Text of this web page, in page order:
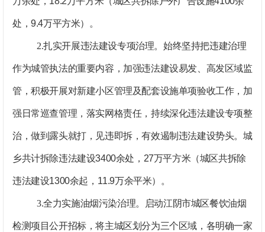
处，9.4万平方米）。
2.扎实开展违法建设专项治理。始终坚持把违建治理
作为城管执法的重要内容，加强违法建设易发、高发区域监
管，积极开展对新建小区管理及配套设施单项验收工作，加
强日常巡查管理，落实网格责任，持续深化违法建设专项整
治，做到露头就打，见违即拆，有效遏制违法建设势头。城
乡共计拆除违法建设3400余处， 27万平方米（城区共拆除
违法建设1300余起， 11.9万余平米）。
3.全力实施油烟污染治理。 启动江阴市城区餐饮油烟
检测项目公开招标，将主城区划分为三个区域，各明确一家